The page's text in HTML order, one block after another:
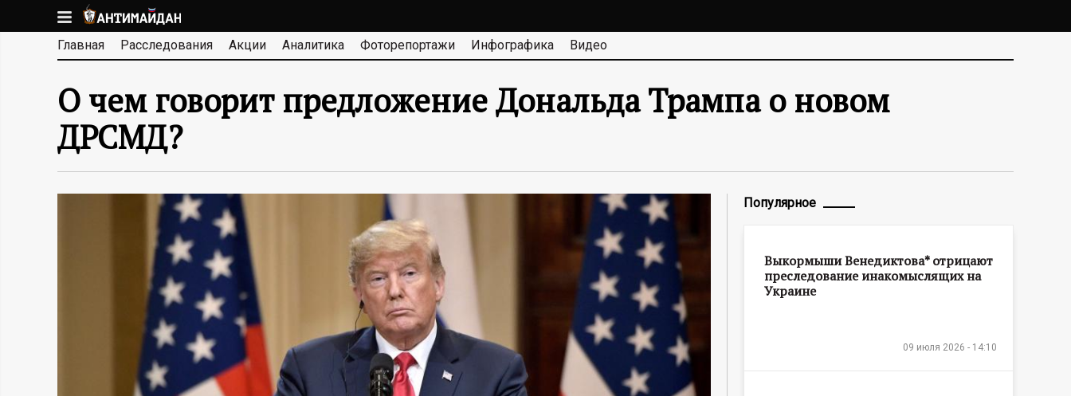
к
основномуА
Н
Т
И
М
Главная Расследования Акции Аналитика Фоторепортажи Инфографика Видео
О чем говорит предложение Дональда Трампа о новом
ДРСМД?
Популярное
Выкормыши Венедиктова* отрицают
преследование инакомыслящих на
Украине
09 июля 2026 - 14:10